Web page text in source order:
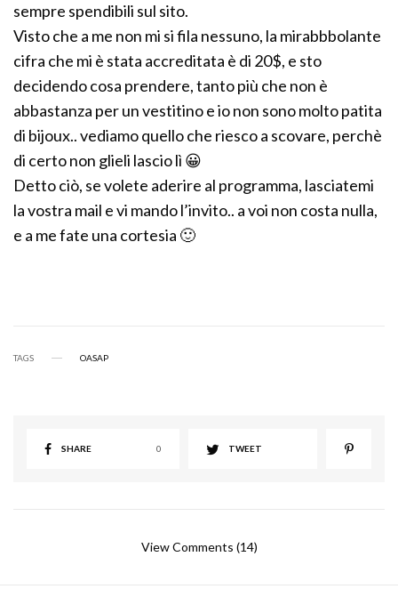
sempre spendibili sul sito.
Visto che a me non mi si fila nessuno, la mirabbbolante
cifra che mi è stata accreditata è di 20$, e sto
decidendo cosa prendere, tanto più che non è
abbastanza per un vestitino e io non sono molto patita
di bijoux.. vediamo quello che riesco a scovare, perchè
di certo non glieli lascio lì 😀
Detto ciò, se volete aderire al programma, lasciatemi
la vostra mail e vi mando l’invito.. a voi non costa nulla,
e a me fate una cortesia 🙂
TAGS OASAP
SHARE 0 TWEET
View Comments (14)